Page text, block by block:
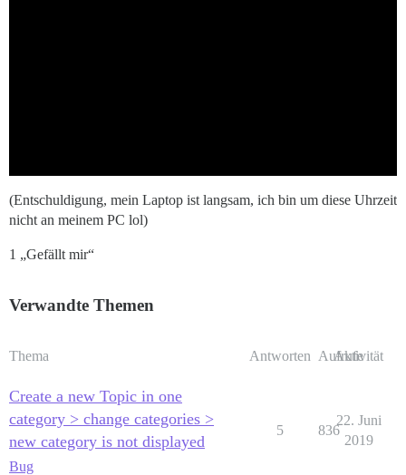
(Entschuldigung, mein Laptop ist langsam, ich bin um diese Uhrzeit
nicht an meinem PC lol)
1 „Gefällt mir“
Verwandte Themen
Thema Antworten Aufrufe
Aktivität
Create a new Topic in one
category > change categories >
new category is not displayed
Bug
5 836
22. Juni
2019